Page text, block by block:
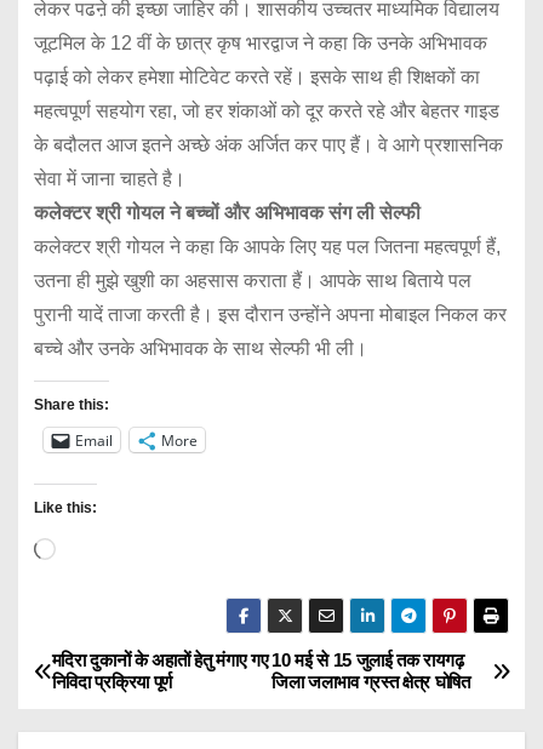
लेकर पढऩे की इच्छा जाहिर की। शासकीय उच्चतर माध्यमिक विद्यालय
जूटमिल के 12 वीं के छात्र कृष भारद्वाज ने कहा कि उनके अभिभावक
पढ़ाई को लेकर हमेशा मोटिवेट करते रहें। इसके साथ ही शिक्षकों का
महत्वपूर्ण सहयोग रहा, जो हर शंकाओं को दूर करते रहे और बेहतर गाइड
के बदौलत आज इतने अच्छे अंक अर्जित कर पाए हैं। वे आगे प्रशासनिक
सेवा में जाना चाहते है।
कलेक्टर श्री गोयल ने बच्चों और अभिभावक संग ली सेल्फी
कलेक्टर श्री गोयल ने कहा कि आपके लिए यह पल जितना महत्वपूर्ण हैं,
उतना ही मुझे खुशी का अहसास कराता हैं। आपके साथ बिताये पल
पुरानी यादें ताजा करती है। इस दौरान उन्होंने अपना मोबाइल निकल कर
बच्चे और उनके अभिभावक के साथ सेल्फी भी ली।
Share this:
Email More
Like this:
L
d
i
P
o
10 मई से 15 जुलाई तक रायगढ़
जिला जलाभाव ग्रस्त क्षेत्र घोषित
मदिरा दुकानों के अहातों हेतु मंगाए गए
निविदा प्रक्रिया पूर्ण